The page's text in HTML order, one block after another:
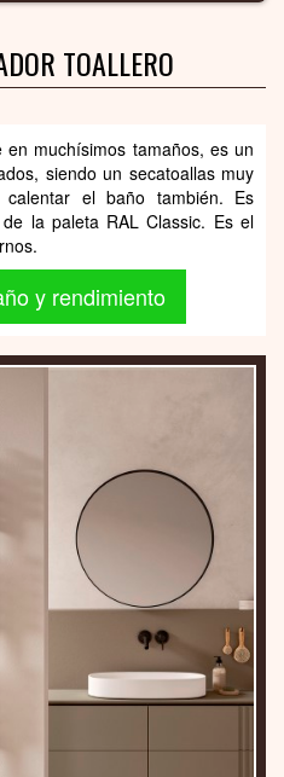
TOALLERO
en muchísimos tamaños, es un
siendo un secatoallas muy
el baño también. Es
la paleta RAL Classic. Es el
y rendimiento